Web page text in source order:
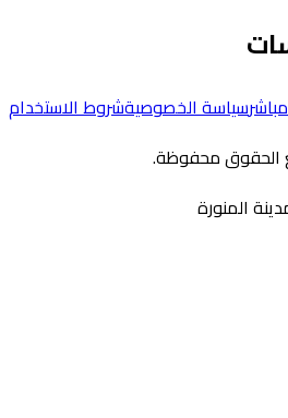
سياسة الخصوصيةشروط الاستخدام